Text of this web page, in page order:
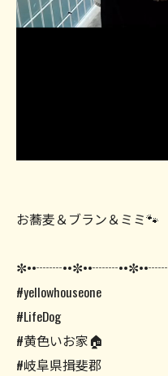
お蕎麦＆ブラン＆ミミ🐾
#yellowhouseone
#LifeDog
#黄色いお家🏠
#岐阜県揖斐郡